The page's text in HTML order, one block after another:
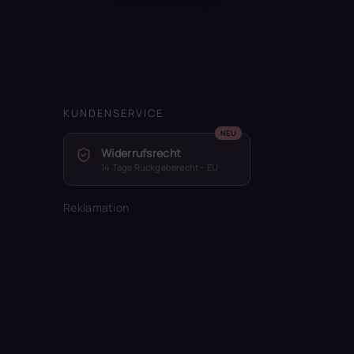
KUNDENSERVICE
Widerrufsrecht
14 Tage Rückgaberecht – EU
Reklamation